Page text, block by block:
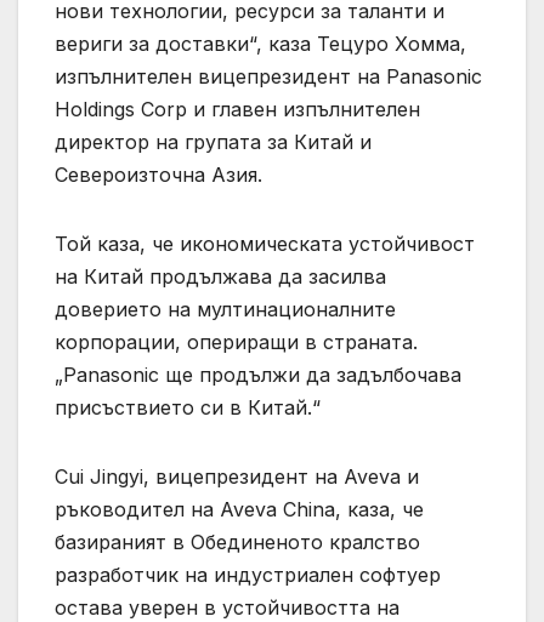
нови технологии, ресурси за таланти и
вериги за доставки“, каза Тецуро Хомма,
изпълнителен вицепрезидент на Panasonic
Holdings Corp и главен изпълнителен
директор на групата за Китай и
Североизточна Азия.
Той каза, че икономическата устойчивост
на Китай продължава да засилва
доверието на мултинационалните
корпорации, опериращи в страната.
„Panasonic ще продължи да задълбочава
присъствието си в Китай.“
Cui Jingyi, вицепрезидент на Aveva и
ръководител на Aveva China, каза, че
базираният в Обединеното кралство
разработчик на индустриален софтуер
остава уверен в устойчивостта на